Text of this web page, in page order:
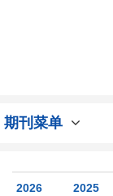
期刊菜单
2026 2025